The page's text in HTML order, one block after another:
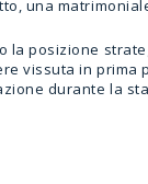
una
la posizione
vissuta in prima
durante la